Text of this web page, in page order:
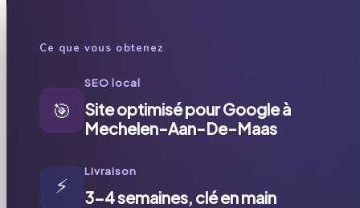
Ce que vous obtenez
🎯
SEO local
Site optimisé pour Google à
Mechelen-Aan-De-Maas
⚡
Livraison
3-4 semaines, clé en main